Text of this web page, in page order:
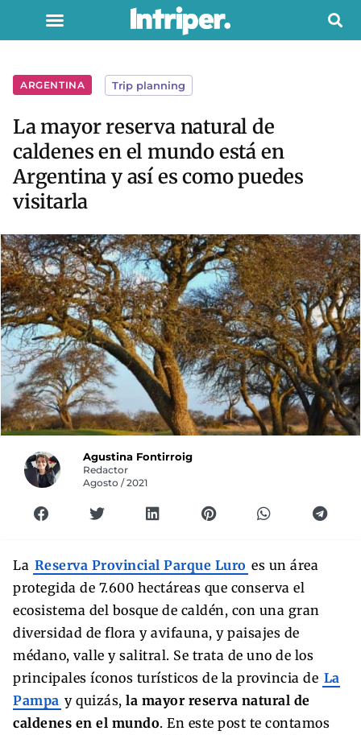
ARGENTINA Trip planning
La mayor reserva natural de
caldenes en el mundo está en
Argentina y así es como puedes
visitarla
Agustina Fontirroig
Redactor
Agosto / 2021
La Reserva Provincial Parque Luro es un área
protegida de 7.600 hectáreas que conserva el
ecosistema del bosque de caldén, con una gran
diversidad de flora y avifauna, y paisajes de
médano, valle y salitral. Se trata de uno de los
principales íconos turísticos de la provincia de La
Pampa y quizás, la mayor reserva natural de
caldenes en el mundo. En este post te contamos